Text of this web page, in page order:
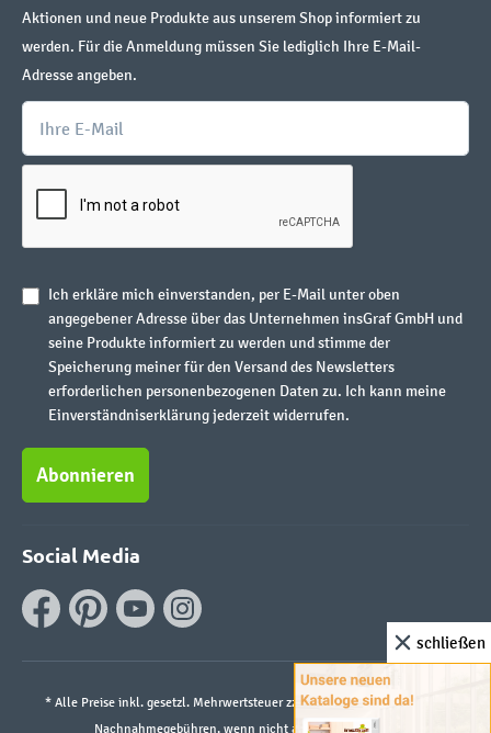
Aktionen und neue Produkte aus unserem Shop informiert zu
werden. Für die Anmeldung müssen Sie lediglich Ihre E-Mail-
Adresse angeben.
Ich erkläre mich einverstanden, per E-Mail unter oben
angegebener Adresse über das Unternehmen insGraf GmbH und
seine Produkte informiert zu werden und stimme der
Speicherung meiner für den Versand des Newsletters
erforderlichen personenbezogenen Daten zu. Ich kann meine
Einverständniserklärung jederzeit widerrufen.
Abonnieren
Social Media
* Alle Preise inkl. gesetzl. Mehrwertsteuer zzgl.Versandkostenund ggf.
Nachnahmegebühren, wenn nicht anders angegeben.
schließen